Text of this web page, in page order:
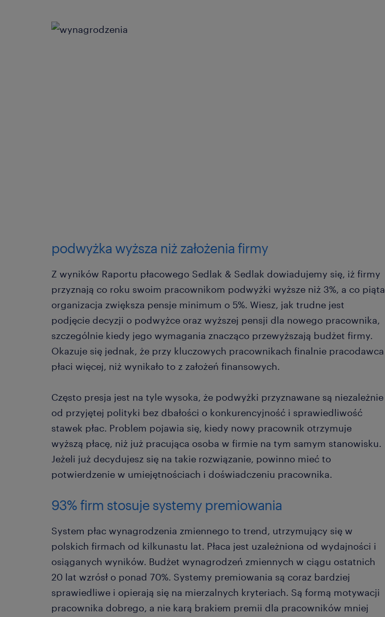
podwyżka wyższa niż założenia firmy
Z wyników Raportu płacowego Sedlak & Sedlak dowiadujemy się, iż firmy
przyznają co roku swoim pracownikom podwyżki wyższe niż 3%, a co piąta
organizacja zwiększa pensje minimum o 5%. Wiesz, jak trudne jest
podjęcie decyzji o podwyżce oraz wyższej pensji dla nowego pracownika,
szczególnie kiedy jego wymagania znacząco przewyższają budżet firmy.
Okazuje się jednak, że przy kluczowych pracownikach finalnie pracodawca
płaci więcej, niż wynikało to z założeń finansowych.
Często presja jest na tyle wysoka, że podwyżki przyznawane są niezależnie
od przyjętej polityki bez dbałości o konkurencyjność i sprawiedliwość
stawek płac. Problem pojawia się, kiedy nowy pracownik otrzymuje
wyższą płacę, niż już pracująca osoba w firmie na tym samym stanowisku.
Jeżeli już decydujesz się na takie rozwiązanie, powinno mieć to
potwierdzenie w umiejętnościach i doświadczeniu pracownika.
93% firm stosuje systemy premiowania
System płac wynagrodzenia zmiennego to trend, utrzymujący się w
polskich firmach od kilkunastu lat. Płaca jest uzależniona od wydajności i
osiąganych wyników. Budżet wynagrodzeń zmiennych w ciągu ostatnich
20 lat wzrósł o ponad 70%. Systemy premiowania są coraz bardziej
sprawiedliwe i opierają się na mierzalnych kryteriach. Są formą motywacji
pracownika dobrego, a nie karą brakiem premii dla pracowników mniej